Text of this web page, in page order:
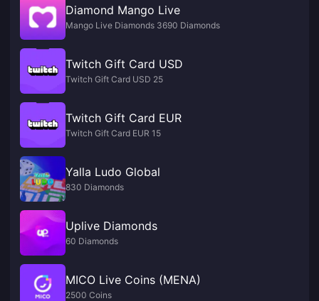
Diamond Mango Live
Mango Live Diamonds 3690 Diamonds
Twitch Gift Card USD
Twitch Gift Card USD 25
Twitch Gift Card EUR
Twitch Gift Card EUR 15
Yalla Ludo Global
830 Diamonds
Uplive Diamonds
60 Diamonds
MICO Live Coins (MENA)
2500 Coins